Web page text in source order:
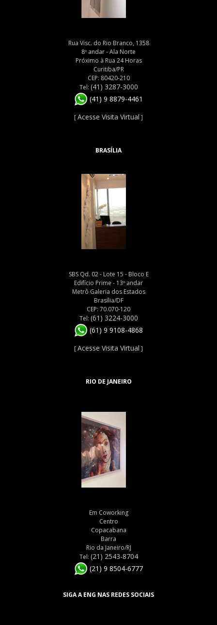
Rua Visc. do Rio Branco, 1358
8º andar - Ala Norte
Próximo à Rua 24 Horas
Curitiba/PR
CEP: 80420-210
Tel: (41) 3287-3000
(41) 9 8879-4461
[Acesse Visita Virtual ]
BRASÍLIA
SBS Qd. 02 - Lote 15 - Bloco E
Edifício Prime - 13º andar
Metrô Galeria dos Estados
Brasília/DF
CEP: 70.070-120
Tel: (61) 3224-3000
(61) 9 9108-4868
[Acesse Visita Virtual ]
RIO DE JANEIRO
Em Coworking
Centro
Copacabana
Barra
Rio da Janeiro/RJ
Tel: (21) 2543-8704
(21) 9 8504-6777
SIGA A ENG NAS REDES SOCIAIS